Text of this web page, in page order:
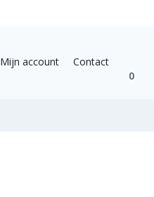
Mijn account
Contact
0